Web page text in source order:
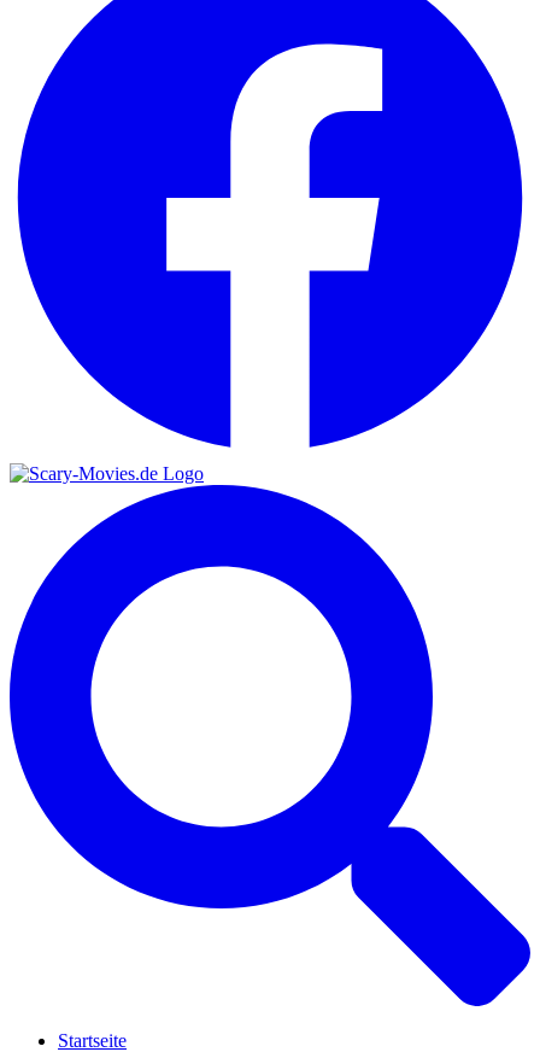
Startseite